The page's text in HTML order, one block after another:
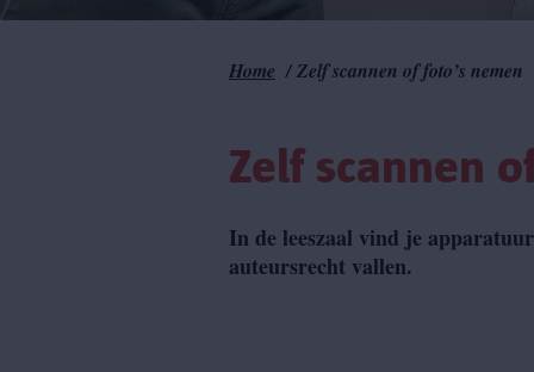
Kruimelpad
Home Zelf scannen of foto’s nemen
Zelf scannen
In de leeszaal vind je
auteursrecht vallen.